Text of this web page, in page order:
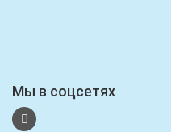
Мы в соцсетях